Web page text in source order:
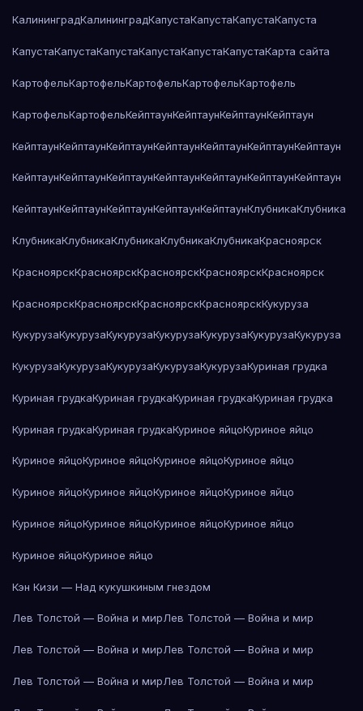
КалининградКалининградКапустаКапустаКапустаКапуста
КапустаКапустаКапустаКапустаКапустаКапустаКарта сайта
КартофельКартофельКартофельКартофельКартофель
КартофельКартофельКейптаунКейптаунКейптаунКейптаун
КейптаунКейптаунКейптаунКейптаунКейптаунКейптаунКейптаун
КейптаунКейптаунКейптаунКейптаунКейптаунКейптаунКейптаун
КейптаунКейптаунКейптаунКейптаунКейптаунКлубникаКлубника
КлубникаКлубникаКлубникаКлубникаКлубникаКрасноярск
КрасноярскКрасноярскКрасноярскКрасноярскКрасноярск
КрасноярскКрасноярскКрасноярскКрасноярскКукуруза
КукурузаКукурузаКукурузаКукурузаКукурузаКукурузаКукуруза
КукурузаКукурузаКукурузаКукурузаКукурузаКуриная грудка
Куриная грудкаКуриная грудкаКуриная грудкаКуриная грудка
Куриная грудкаКуриная грудкаКуриное яйцоКуриное яйцо
Куриное яйцоКуриное яйцоКуриное яйцоКуриное яйцо
Куриное яйцоКуриное яйцоКуриное яйцоКуриное яйцо
Куриное яйцоКуриное яйцоКуриное яйцоКуриное яйцо
Куриное яйцоКуриное яйцо
Кэн Кизи — Над кукушкиным гнездом
Лев Толстой — Война и мирЛев Толстой — Война и мир
Лев Толстой — Война и мирЛев Толстой — Война и мир
Лев Толстой — Война и мирЛев Толстой — Война и мир